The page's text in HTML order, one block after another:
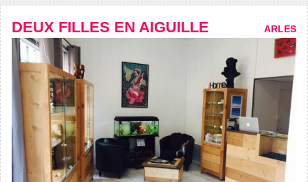
DEUX FILLES EN AIGUILLE ARLES